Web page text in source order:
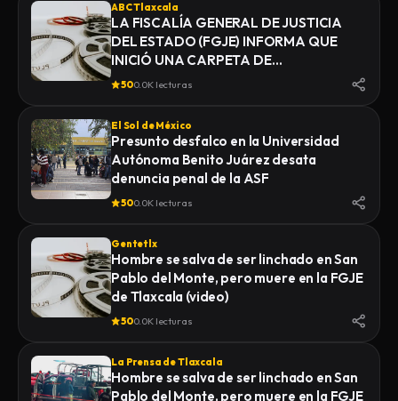
ABC Tlaxcala
LA FISCALÍA GENERAL DE JUSTICIA
DEL ESTADO (FGJE) INFORMA QUE
INICIÓ UNA CARPETA DE
INVESTIGACIÓN POR EL DELITO DE
MIENTRAS ERA TRASLADADO POR
ELEMENTOS DE LA POLICÍA MUNICIPAL
DE SAN PABLO DEL MONTE AL
INSTITUTO DE CIENCIAS FORENSES
(INCIFO), DONDE SE REALIZARÍAN EL
CORRESPONDIENTE
500.0K lecturas
El Sol de México
Presunto desfalco en la Universidad
Autónoma Benito Juárez desata
denuncia penal de la ASF
500.0K lecturas
Gentetlx
Hombre se salva de ser linchado en San
Pablo del Monte, pero muere en la FGJE
de Tlaxcala (video)
500.0K lecturas
La Prensa de Tlaxcala
Hombre se salva de ser linchado en San
Pablo del Monte, pero muere en la FGJE